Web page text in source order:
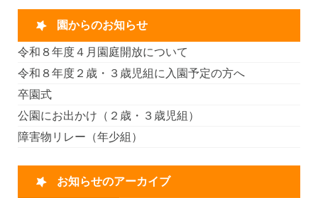
園からのお知らせ
令和８年度４月園庭開放について
令和８年度２歳・３歳児組に入園予定の方へ
卒園式
公園にお出かけ（２歳・３歳児組）
障害物リレー（年少組）
お知らせのアーカイブ